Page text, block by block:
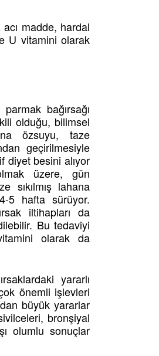
madde, hardal
U vitamini olarak
bağırsağı
olduğu, bilimsel
özsuyu, taze
geçirilmesiyle
diyet besini alıyor
üzere, gün
sıkılmış lahana
5 hafta sürüyor.
iltihapları da
Bu tedaviyi
olarak da
yararlı
önemli işlevleri
büyük yararlar
bronşiyal
olumlu sonuçlar